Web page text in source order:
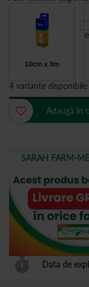
SARAH FARM-
Data de
10cm x 3m
4 variante disponibile
Adaugă în